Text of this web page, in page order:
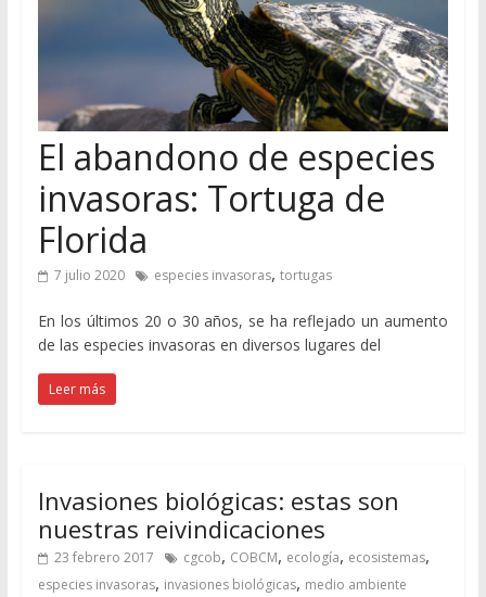
El abandono de especies
invasoras: Tortuga de
Florida
7 julio 2020 especies invasoras, tortugas
En los últimos 20 o 30 años, se ha reflejado un aumento
de las especies invasoras en diversos lugares del
Leer más
Invasiones biológicas: estas son
nuestras reivindicaciones
23 febrero 2017 cgcob, COBCM, ecología, ecosistemas,
especies invasoras, invasiones biológicas, medio ambiente